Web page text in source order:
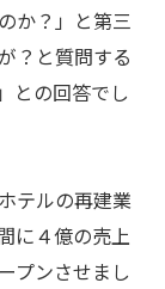
か？」と第三
？と質問する
との回答でし
テルの再建業
に４億の売上
プンさせまし